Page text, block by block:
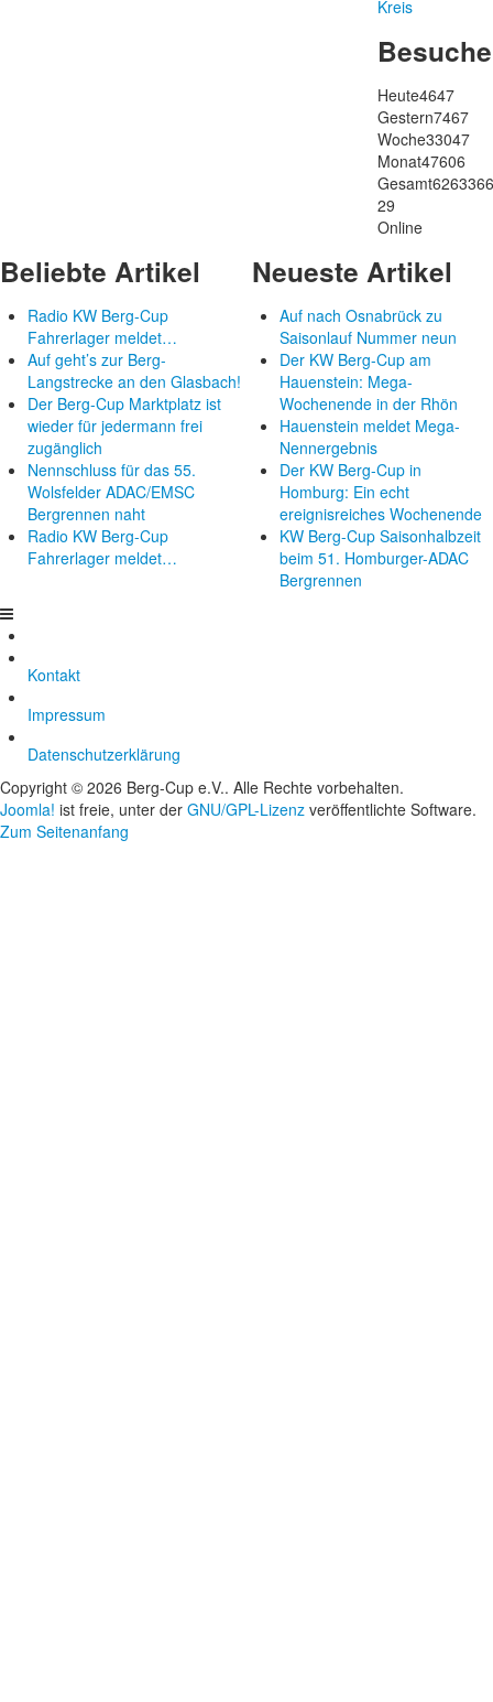
Heute4647
Gestern7467
Woche33047
Monat47606
Gesamt
29
Online
Beliebte Artikel
Radio KW Berg-Cup
Fahrerlager meldet…
Auf geht’s zur Berg-
Langstrecke an den Glasbach!
Der Berg-Cup Marktplatz ist
wieder für jedermann frei
zugänglich
Nennschluss für das 55.
Wolsfelder ADAC/EMSC
Bergrennen naht
Radio KW Berg-Cup
Fahrerlager meldet…
Neueste Artikel
Auf nach Osnabrück zu
Saisonlauf Nummer neun
Der KW Berg-Cup am
Hauenstein: Mega-
Wochenende in der Rhön
Hauenstein meldet Mega-
Nennergebnis
Der KW Berg-Cup in
Homburg: Ein echt
ereignisreiches Wochenende
KW Berg-Cup Saisonhalbzeit
beim 51. Homburger-ADAC
Bergrennen
Kontakt
Impressum
Datenschutzerklärung
Copyright © 2026 Berg-Cup e.V.. Alle Rechte vorbehalten.
Joomla! ist freie, unter der GNU/GPL-Lizenz veröffentlichte Software.
Zum Seitenanfang